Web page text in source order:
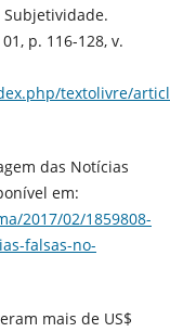
Subjetividade.
p. 116-128, v.
textolivre/
das Notícias
em:
2017/02/1859808-
falsas-no-
mais de US$